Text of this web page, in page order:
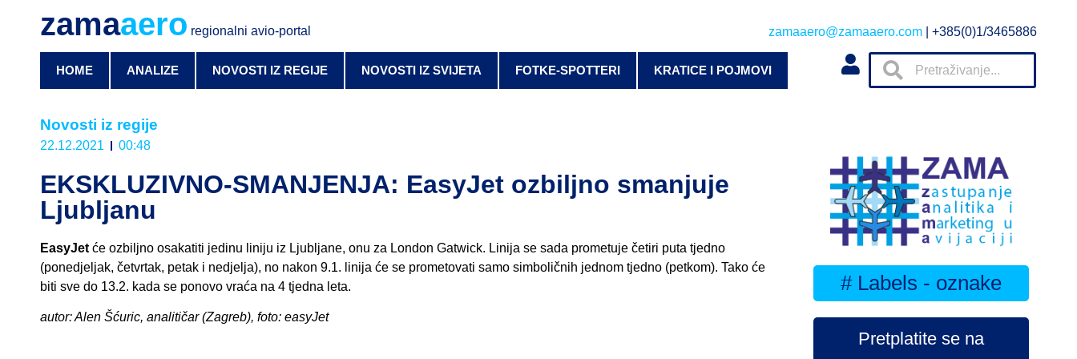
zamaaero regionalni avio-portal zamaaero@zamaaero.com | +385(0)1/3465886
HOME ANALIZE NOVOSTI IZ REGIJE NOVOSTI IZ SVIJETA FOTKE-SPOTTERI KRATICE I POJMOVI
Novosti iz regije
22.12.2021 00:48
EKSKLUZIVNO-SMANJENJA: EasyJet ozbiljno smanjuje
Ljubljanu
EasyJet će ozbiljno osakatiti jedinu liniju iz Ljubljane, onu za London Gatwick. Linija se sada prometuje četiri puta tjedno
(ponedjeljak, četvrtak, petak i nedjelja), no nakon 9.1. linija će se prometovati samo simboličnih jednom tjedno (petkom). Tako će
biti sve do 13.2. kada se ponovo vraća na 4 tjedna leta.
autor: Alen Šćuric, analitičar (Zagreb), foto: easyJet
# Labels - oznake
Pretplatite se na